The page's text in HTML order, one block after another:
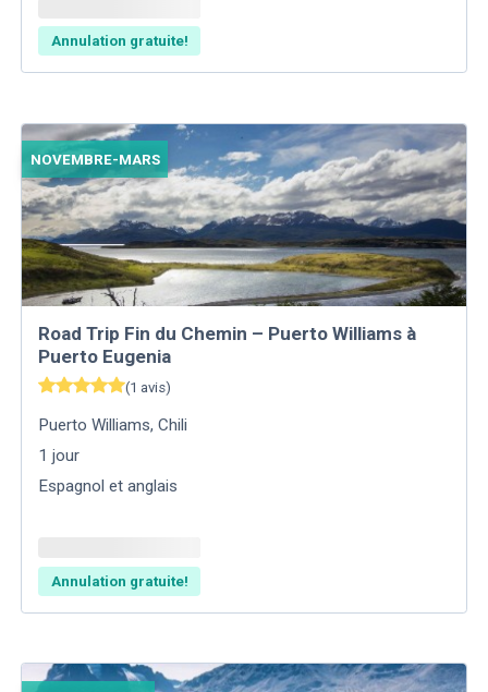
Annulation gratuite!
NOVEMBRE-MARS
Road Trip Fin du Chemin – Puerto Williams à
Puerto Eugenia
(1 avis)
Puerto Williams,Chili
1 jour
Espagnol et anglais
Annulation gratuite!